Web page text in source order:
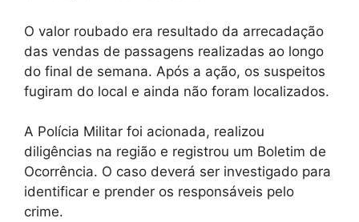
O valor roubado era resultado da arrecadação
das vendas de passagens realizadas ao longo
do final de semana. Após a ação, os suspeitos
fugiram do local e ainda não foram localizados.
A Polícia Militar foi acionada, realizou
diligências na região e registrou um Boletim de
Ocorrência. O caso deverá ser investigado para
identificar e prender os responsáveis pelo
crime.